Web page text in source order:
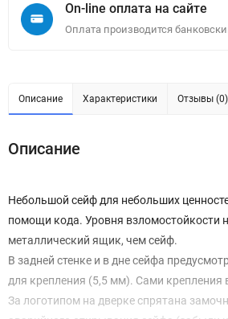
On-line оплата на сайте
Оплата производится
Описание Характеристики Отзывы (0)
Описание
Небольшой сейф для небольших
помощи кода. Уровня взломостойкости
металлический ящик, чем сейф.
В задней стенке и в дне сейфа
для крепления (5,5 мм). Сами крепления
За логотипом на дверке спрятана